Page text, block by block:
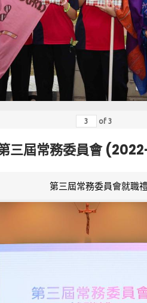
of 3
三屆常務委員會
第三屆常務委員會就職